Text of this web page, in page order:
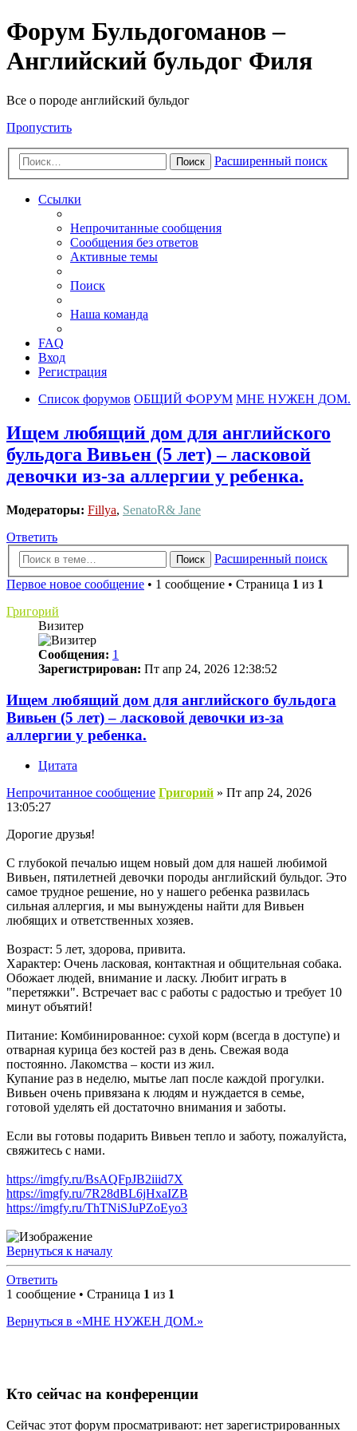
Форум Бульдогоманов –
Английский бульдог Филя
Все о породе английский бульдог
Пропустить
Поиск Расширенный поиск
Ссылки
Непрочитанные сообщения
Сообщения без ответов
Активные темы
Поиск
Наша команда
FAQ
Вход
Регистрация
Список форумов ОБЩИЙ ФОРУМ МНЕ НУЖЕН ДОМ.
Ищем любящий дом для английского
бульдога Вивьен (5 лет) – ласковой
девочки из-за аллергии у ребенка.
Модераторы: Fillya, SenatoR& Jane
Ответить
Поиск
Расширенный поиск
Первое новое сообщение • 1 сообщение • Страница 1 из 1
Григорий
Визитер
Сообщения: 1
Зарегистрирован: Пт апр 24, 2026 12:38:52
Ищем любящий дом для английского бульдога
Вивьен (5 лет) – ласковой девочки из-за
аллергии у ребенка.
Цитата
Непрочитанное сообщение Григорий » Пт апр 24, 2026
13:05:27
Дорогие друзья!
С глубокой печалью ищем новый дом для нашей любимой
Вивьен, пятилетней девочки породы английский бульдог. Это
самое трудное решение, но у нашего ребенка развилась
сильная аллергия, и мы вынуждены найти для Вивьен
любящих и ответственных хозяев.
Возраст: 5 лет, здорова, привита.
Характер: Очень ласковая, контактная и общительная собака.
Обожает людей, внимание и ласку. Любит играть в
"перетяжки". Встречает вас с работы с радостью и требует 10
минут объятий!
Питание: Комбинированное: сухой корм (всегда в доступе) и
отварная курица без костей раз в день. Свежая вода
постоянно. Лакомства – кости из жил.
Купание раз в неделю, мытье лап после каждой прогулки.
Вивьен очень привязана к людям и нуждается в семье,
готовой уделять ей достаточно внимания и заботы.
Если вы готовы подарить Вивьен тепло и заботу, пожалуйста,
свяжитесь с нами.
https://imgfy.ru/BsAQFpJB2iiid7X
https://imgfy.ru/7R28dBL6jHxaIZB
https://imgfy.ru/ThTNiSJuPZoEyo3
Вернуться к началу
Ответить
1 сообщение • Страница 1 из 1
Вернуться в «МНЕ НУЖЕН ДОМ.»
Кто сейчас на конференции
Сейчас этот форум просматривают: нет зарегистрированных